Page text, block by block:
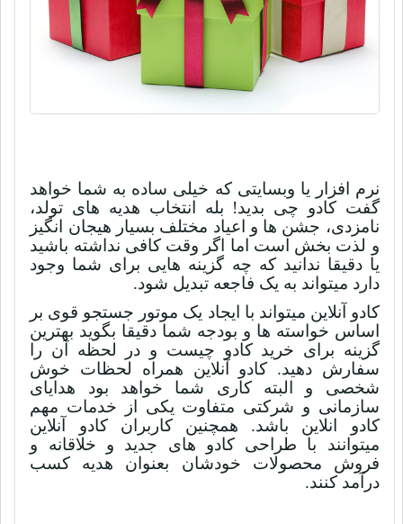
نرم افزار یا وبسایتی که خیلی ساده به شما خواهد
گفت کادو چی بدید! بله انتخاب هدیه های تولد،
نامزدی، جشن ها و اعیاد مختلف بسیار هیجان انگیز
و لذت بخش است اما اگر وقت کافی نداشته باشید
یا دقیقا ندانید که چه گزینه هایی برای شما وجود
دارد میتواند به یک فاجعه تبدیل شود.
کادو آنلاین میتواند با ایجاد یک موتور جستجو قوی بر
اساس خواسته ها و بودجه شما دقیقا بگوید بهترین
گزینه برای خرید کادو چیست و در لحظه آن را
سفارش دهید. کادو آنلاین همراه لحظات خوش
شخصی و البته کاری شما خواهد بود هدایای
سازمانی و شرکتی متفاوت یکی از خدمات مهم
کادو انلاین باشد. همچنین کاربران کادو آنلاین
میتوانند با طراحی کادو های جدید و خلاقانه و
فروش محصولات خودشان بعنوان هدیه کسب
درآمد کنند.